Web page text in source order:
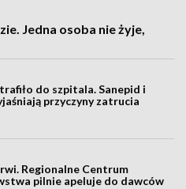
Jedna osoba nie żyje,
do szpitala. Sanepid i
przyczyny zatrucia
Regionalne Centrum
pilnie apeluje do dawców